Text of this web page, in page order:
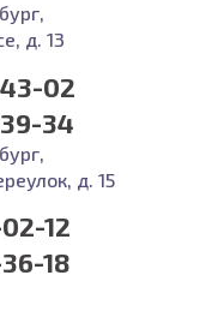
д. 13
02
34
д. 15
12
18